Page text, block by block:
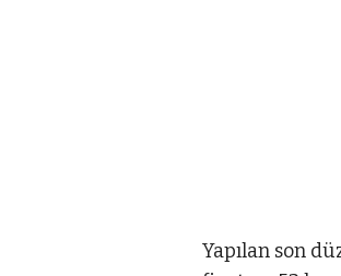
Yapılan son